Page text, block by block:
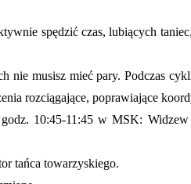
spędzić czas, lubiących
nie musisz mieć pary. Podczas
rozciągające, poprawiające
10:45-11:45 w MSK:
tańca towarzyskiego.